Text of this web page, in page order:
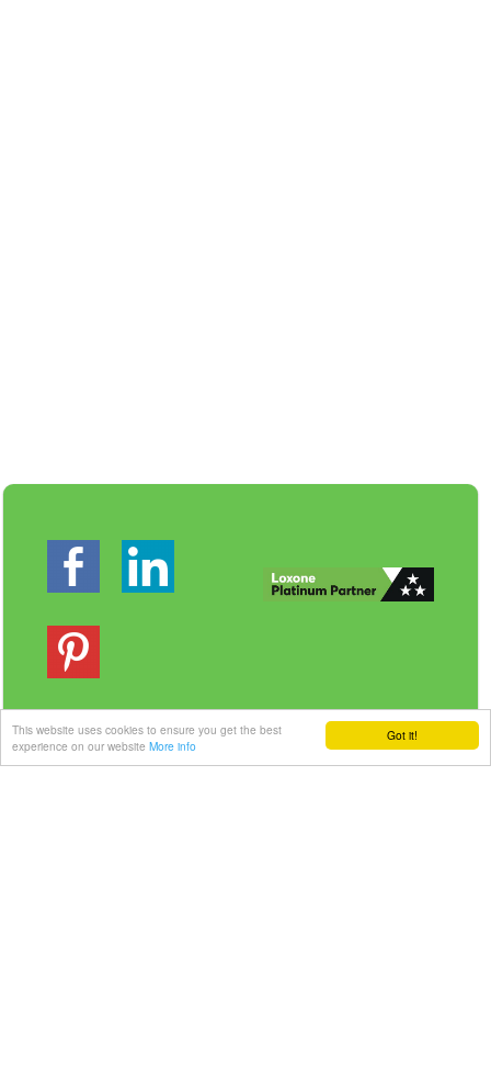
Got it!
This website uses cookies to ensure you get the best
experience on our website More info